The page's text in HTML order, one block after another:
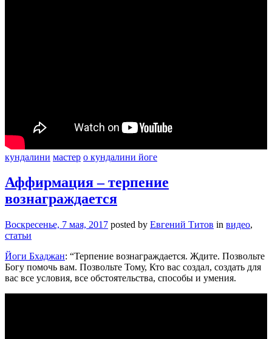
кундалини мастер о кундалини йоге
Аффирмация – терпение
вознаграждается
Воскресенье, 7 мая, 2017 posted by Евгений Титов in видео,
статьи
Йоги Бхаджан: “Терпение вознаграждается. Ждите. Позвольте
Богу помочь вам. Позвольте Тому, Кто вас создал, создать для
вас все условия, все обстоятельства, способы и умения.